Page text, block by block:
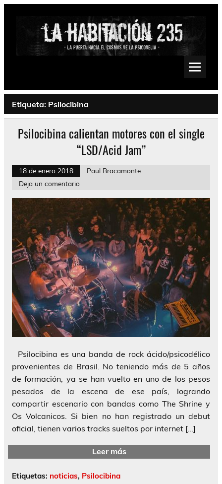
Saltar
Psychedelic, Stoner, Doom, Sludge, Fuzz, Space, Drone
Etiqueta: Psilocibina
Psilocibina calientan motores con el single
“LSD/Acid Jam”
18 de enero 2018
Paul Bracamonte
Deja un comentario
Psilocibina es una banda de rock ácido/psicodélico
provenientes de Brasil. No teniendo más de 5 años
de formación, ya se han vuelto en uno de los pesos
pesados de la escena de ese país, logrando
compartir escenario con bandas como The Shrine y
Os Volcanicos. Si bien no han registrado un debut
oficial, tienen varios tracks sueltos por internet […]
Leer más
Etiquetas: noticias, Psilocibina